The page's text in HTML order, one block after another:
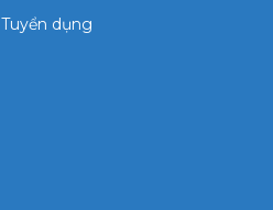
Tuyển dụng